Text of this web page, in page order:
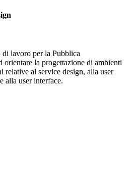
di lavoro per la Pubblica
orientare la progettazione di ambienti
al service design, alla user
alla user interface.